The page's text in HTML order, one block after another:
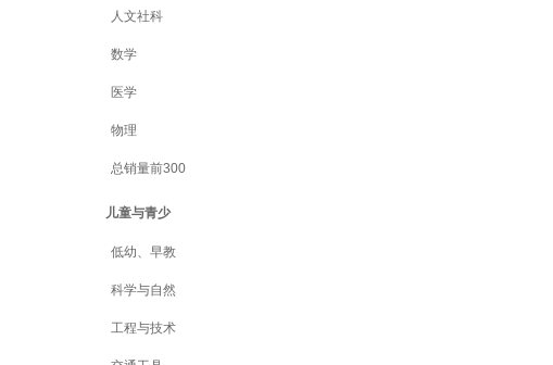
人文社科
数学
医学
物理
总销量前300
儿童与青少
低幼、早教
科学与自然
工程与技术